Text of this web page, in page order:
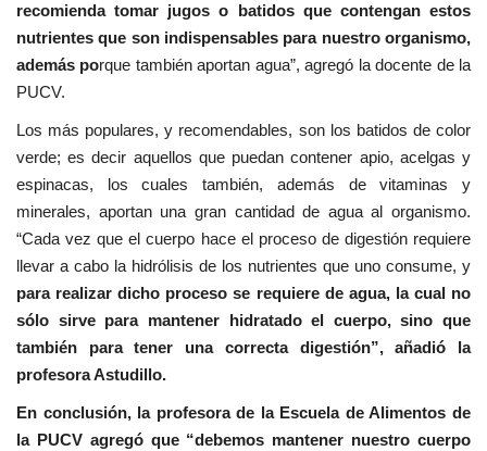
recomienda tomar jugos o batidos que contengan estos
nutrientes que son indispensables para nuestro organismo,
además porque también aportan agua”, agregó la docente de la
PUCV.
Los más populares, y recomendables, son los batidos de color
verde; es decir aquellos que puedan contener apio, acelgas y
espinacas, los cuales también, además de vitaminas y
minerales, aportan una gran cantidad de agua al organismo.
“Cada vez que el cuerpo hace el proceso de digestión requiere
llevar a cabo la hidrólisis de los nutrientes que uno consume, y
para realizar dicho proceso se requiere de agua, la cual no
sólo sirve para mantener hidratado el cuerpo, sino que
también para tener una correcta digestión”, añadió la
profesora Astudillo.
En conclusión, la profesora de la Escuela de Alimentos de
la PUCV agregó que “debemos mantener nuestro cuerpo